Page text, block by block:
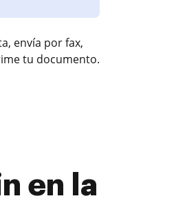
envía por fax,
tu documento.
en la